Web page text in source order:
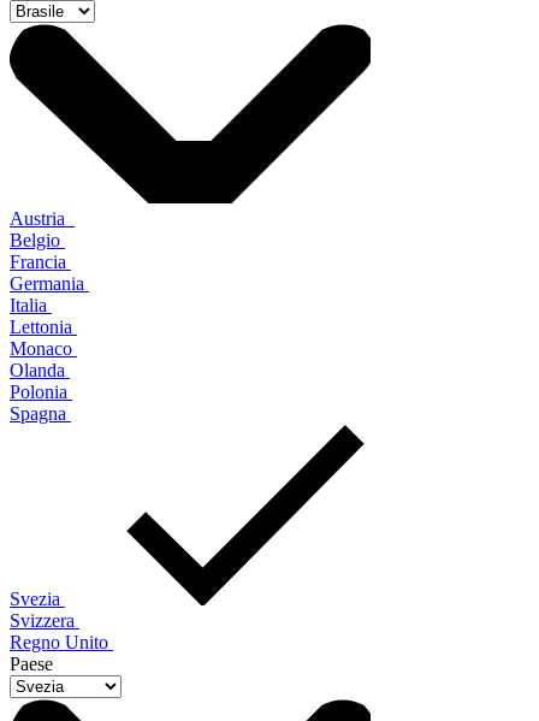
Austria
Belgio
Francia
Germania
Italia
Lettonia
Monaco
Olanda
Polonia
Spagna
Svezia
Svizzera
Regno Unito
Paese